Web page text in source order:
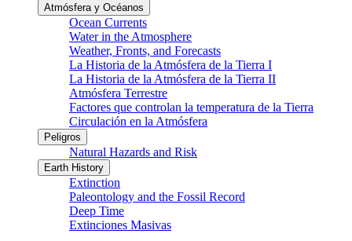
Atmósfera y Océanos
Ocean Currents
Water in the Atmosphere
Weather, Fronts, and Forecasts
La Historia de la Atmósfera de la Tierra I
La Historia de la Atmósfera de la Tierra II
Atmósfera Terrestre
Factores que controlan la temperatura de la Tierra
Circulación en la Atmósfera
Peligros
Natural Hazards and Risk
Earth History
Extinction
Paleontology and the Fossil Record
Deep Time
Extinciones Masivas